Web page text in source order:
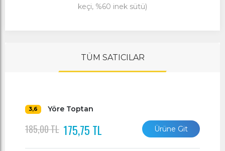
keçi, %60 inek sütü)
TÜM SATICILAR
3,6 Yöre Toptan
185,00 TL 175,75 TL Ürüne Git